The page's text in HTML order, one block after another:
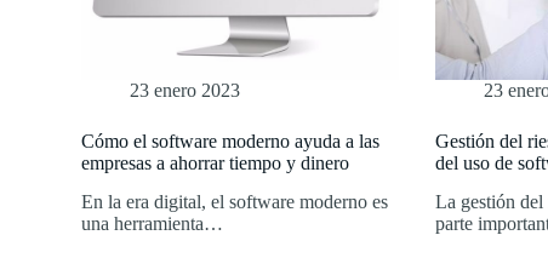
23 enero 2023
Cómo el software moderno ayuda a las
empresas a ahorrar tiempo y dinero
En la era digital, el software moderno es
una herramienta…
23
Gestión del
del uso de
La gestión del
parte